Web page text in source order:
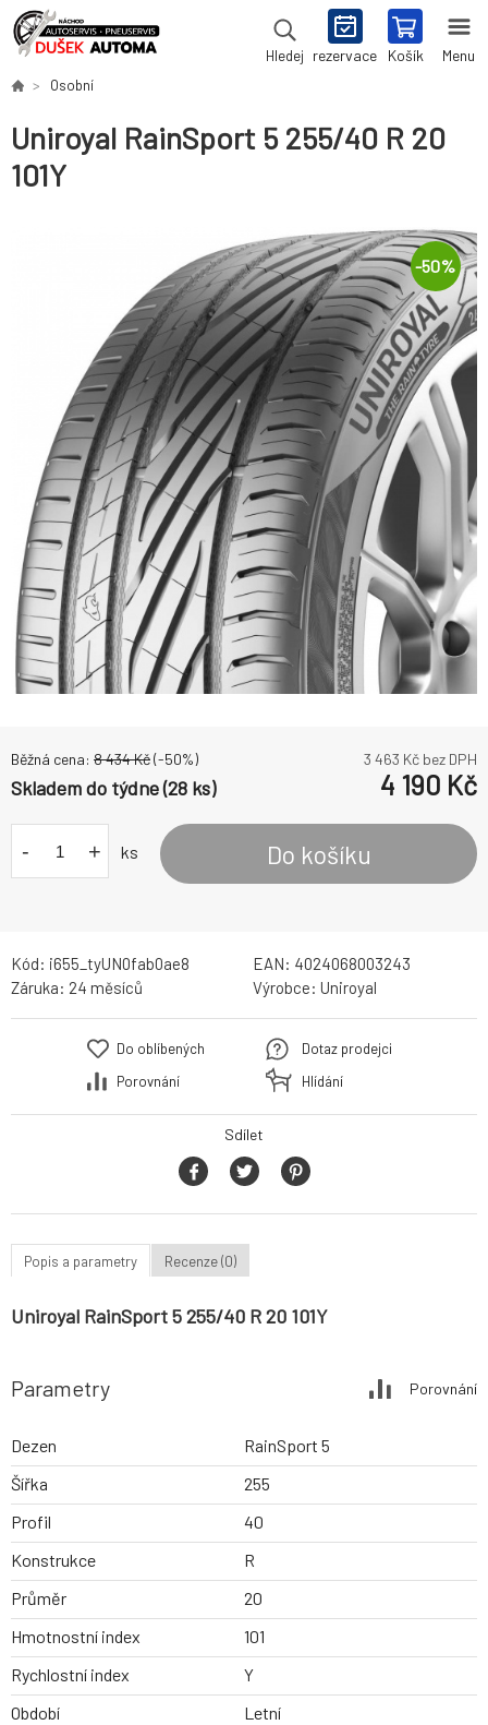
Hledej rezervace Košík Menu
Osobní
Uniroyal RainSport 5 255/40 R 20
101Y
-50%
Běžná cena: 8 434Kč(-50%) 3 463 Kč bez DPH
Skladem do týdne (28 ks) 4 190 Kč
- + ks Do košíku
Kód: i655_tyUN0fab0ae8 EAN: 4024068003243
Záruka: 24 měsíců Výrobce: Uniroyal
Do oblíbených
Porovnání
Dotaz prodejci
Hlídání
Sdílet
Popis a parametry Recenze (0)
Uniroyal RainSport 5 255/40 R 20 101Y
Parametry Porovnání
Dezen
RainSport 5
Šířka
255
Profil
40
Konstrukce
R
Průměr
20
Hmotnostní index
101
Rychlostní index
Y
Období
Letní